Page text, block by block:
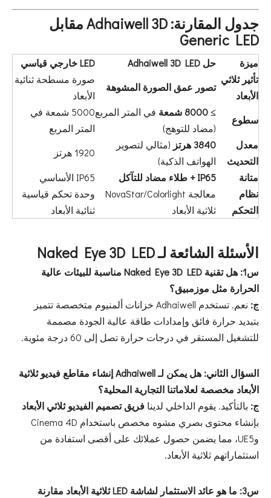
جدول المقارنة: Adhaiwell 3D مقابل
Generic LED
ميزة حل Adhaiwell 3D LED
LED خارجي قياسي
تأثير ثلاثي
الأبعاد
تصور عمق الصورة المشوهة
صورة مسطحة ثنائية
الأبعاد
سطوع
≥ 8000 شمعة
في المتر المربع
(مضاد للتوهج)
5000 شمعة في
المتر المربع
معدل
التحديث
3840 هرتز
(مثالي لتصوير
الهواتف الذكية)
1920 هرتز
متانة
IP65 + طلاء مضاد للتآكل
IP65 الأساسي
نظام
التحكم
معالجة NovaStar/Colorlight
ثلاثية الأبعاد
وحدة تحكم قياسية
ثنائية الأبعاد
الأسئلة الشائعة لـ Naked Eye 3D LED
س1: هل تقنية Naked Eye 3D LED مناسبة للبيئات عالية
الحرارة مثل موزمبيق؟
ج:
نعم. تستخدم Adhaiwell خزانات ألمنيوم متخصصة تتميز
بتبديد حرارة فائق وإمدادات طاقة عالية الجودة مصممة
للتشغيل المستقر في درجات حرارة تصل إلى 60 درجة مئوية.
السؤال الثاني: هل يمكن لـ Adhaiwell إنشاء مقاطع فيديو ثلاثية
الأبعاد مخصصة لعلاماتنا التجارية المحلية؟
ج: بالتأكيد. يقوم الداخلي لدينا فريق تصميم الفيديو ثلاثي الأبعاد
بإنشاء محتوى بصري مشوه مخصص باستخدام Cinema 4D
وUE5، مما يضمن حصول عملائك على أقصى استفادة من
استثماراتهم ثلاثية الأبعاد.
س3: ما هو عائد الاستثمار لشاشة LED ثلاثية الأبعاد مقارنة